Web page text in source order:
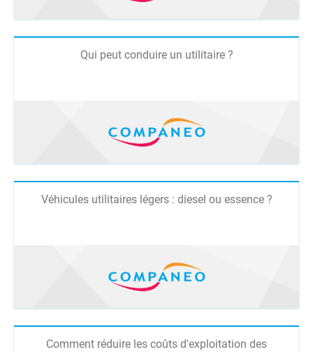
Qui peut conduire un utilitaire ?
Véhicules utilitaires légers : diesel ou essence ?
Comment réduire les coûts d'exploitation des